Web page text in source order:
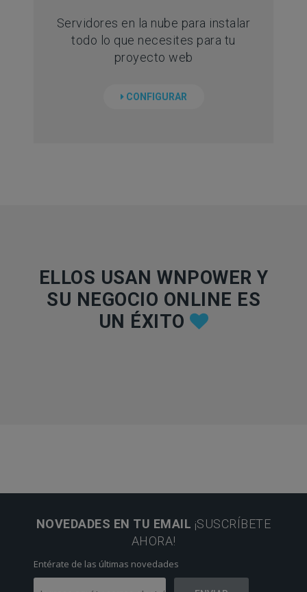
Servidores en la nube para instalar
todo lo que necesites para tu
proyecto web
CONFIGURAR
ELLOS USAN WNPOWER Y
SU NEGOCIO ONLINE ES
UN ÉXITO
NOVEDADES EN TU EMAIL ¡SUSCRÍBETE
AHORA!
Entérate de las últimas novedades